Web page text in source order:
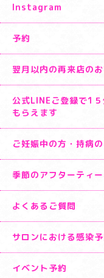
Instagram
予約
翌月以内の再来店の
公式LINEご登録で1
もらえます
ご妊娠中の方・持病
季節のアフターティ
よくあるご質問
サロンにおける感染
イベント予約